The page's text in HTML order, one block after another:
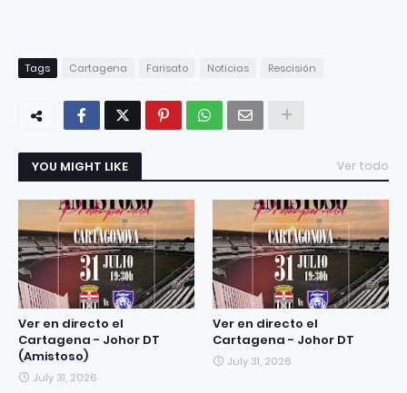
Tags Cartagena Farisato Noticias Rescisión
YOU MIGHT LIKE Ver todo
Ver en directo el
Cartagena - Johor DT
(Amistoso)
July 31, 2026
Ver en directo el
Cartagena - Johor DT
July 31, 2026